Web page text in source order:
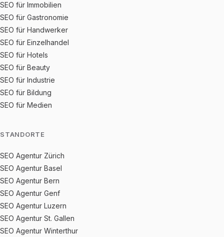
SEO für Immobilien
SEO für Gastronomie
SEO für Handwerker
SEO für Einzelhandel
SEO für Hotels
SEO für Beauty
SEO für Industrie
SEO für Bildung
SEO für Medien
STANDORTE
SEO Agentur Zürich
SEO Agentur Basel
SEO Agentur Bern
SEO Agentur Genf
SEO Agentur Luzern
SEO Agentur St. Gallen
SEO Agentur Winterthur